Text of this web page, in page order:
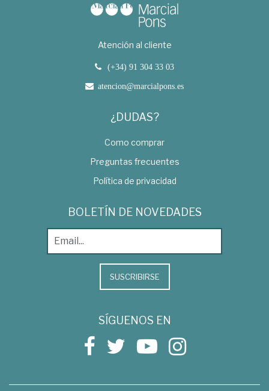
Atención al cliente
(+34) 91 304 33 03
atencion@marcialpons.es
¿DUDAS?
Como comprar
Preguntas frecuentes
Política de privacidad
BOLETÍN DE NOVEDADES
SUSCRIBIRSE
SÍGUENOS EN